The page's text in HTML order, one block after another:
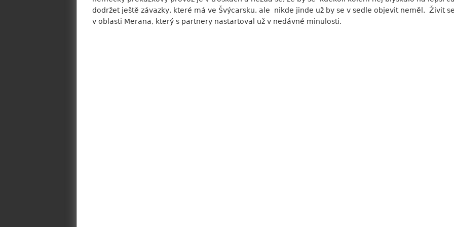
dodržet ještě závazky, které má ve Švýcarsku, ale nikde jinde už by se v sedle objevit neměl. Živit
v oblasti Merana, který s partnery nastartoval už v nedávné minulosti.